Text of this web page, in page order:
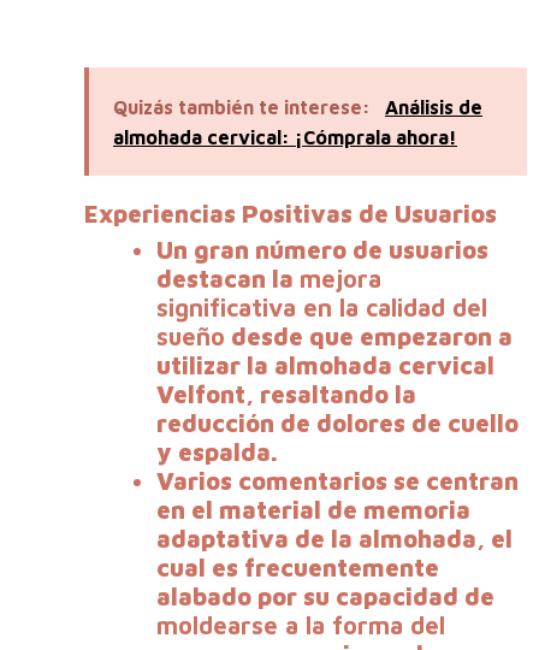
Quizás también te interese:
Análisis de
almohada cervical: ¡Cómprala ahora!
Experiencias Positivas de Usuarios
Un gran número de usuarios
destacan la mejora
significativa en la calidad del
sueño desde que empezaron a
utilizar la almohada cervical
Velfont, resaltando la
reducción de dolores de cuello
y espalda.
Varios comentarios se centran
en el material de memoria
adaptativa de la almohada, el
cual es frecuentemente
alabado por su capacidad de
moldearse a la forma del